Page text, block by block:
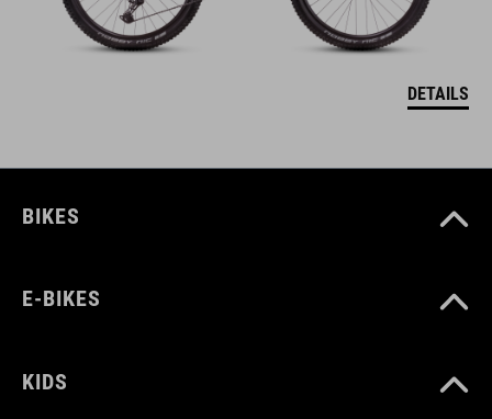
DETAILS
BIKES
E-BIKES
KIDS